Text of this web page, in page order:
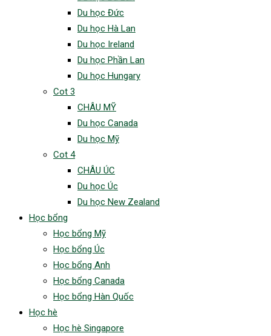
Du học Đức
Du học Hà Lan
Du học Ireland
Du học Phần Lan
Du học Hungary
Cot 3
CHÂU MỸ
Du học Canada
Du học Mỹ
Cot 4
CHÂU ÚC
Du học Úc
Du học New Zealand
Học bổng
Học bổng Mỹ
Học bổng Úc
Học bổng Anh
Học bổng Canada
Học bổng Hàn Quốc
Học hè
Học hè Singapore